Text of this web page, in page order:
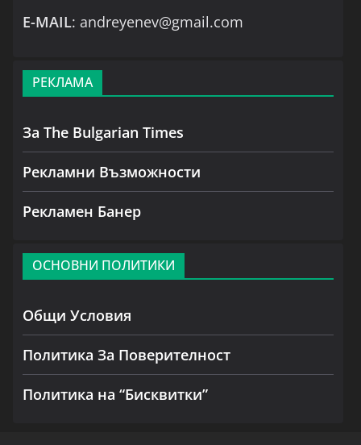
Е-MAIL: andreyenev@gmail.com
РЕКЛАМА
За The Bulgarian Times
Рекламни Възможности
Рекламен Банер
ОСНОВНИ ПОЛИТИКИ
Общи Условия
Политика За Поверителност
Политика на “Бисквитки”